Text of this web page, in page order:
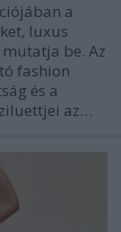
a
luxus
be. Az
fashion
és a
az…